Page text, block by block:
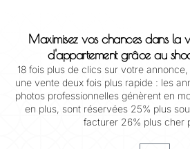
Maximisez vos chances dans la
d'appartement grâce au
18 fois plus de clics sur votre
une vente deux fois plus rapide : les
photos professionnelles génèrent en
en plus, sont réservées 25% plus
facturer 26% plus cher